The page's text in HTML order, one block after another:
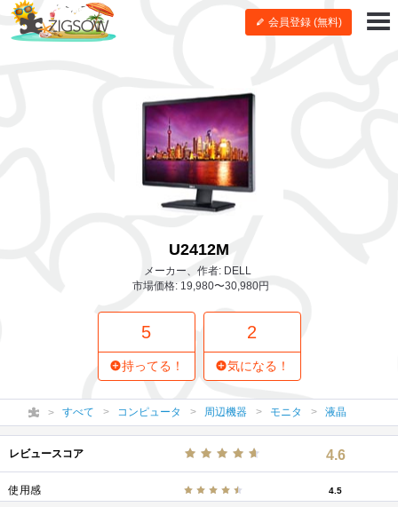
会員登録 (無料)
U2412M
メーカー、作者: DELL
市場価格: 19,980〜30,980円
5
持ってる！
2
気になる！
すべて コンピュータ 周辺機器 モニタ 液晶
レビュースコア 4.6
使用感 4.5